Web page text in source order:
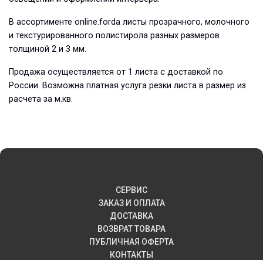
В ассортименте online.forda листы прозрачного, молочного
и текстурированного полистирола разных размеров
толщиной 2 и 3 мм.
Продажа осуществляется от 1 листа с доставкой по
России. Возможна платная услуга резки листа в размер из
расчета за м.кв.
СЕРВИС
ЗАКАЗ И ОПЛАТА
ДОСТАВКА
ВОЗВРАТ ТОВАРА
ПУБЛИЧНАЯ ОФЕРТА
КОНТАКТЫ